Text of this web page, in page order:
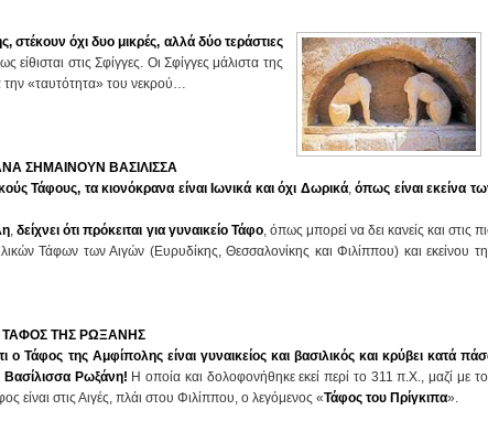
στέκουν όχι δυο μικρές, αλλά δύο τεράστιες
ως είθισται στις Σφίγγες. Οι Σφίγγες μάλιστα της
την «ταυτότητα» του νεκρού…
ΣΗΜΑΙΝΟΥΝ ΒΑΣΙΛΙΣΣΑ
Τάφους, τα κιονόκρανα είναι Ιωνικά και όχι Δωρικά,όπως είναι εκείνα
,δείχνει ότι πρόκειται για γυναικείο Τάφο, όπως μπορεί να δει κανείς και στις
Τάφων των Αιγών (Ευρυδίκης, Θεσσαλονίκης και Φιλίππου) και εκείνου
ΤΑΦΟΣ ΤΗΣ ΡΩΞΑΝΗΣ
ο Τάφος της Αμφίπολης είναι γυναικείος και βασιλικός και κρύβει κατά
Βασίλισσα Ρωξάνη! Η οποία και δολοφονήθηκε εκεί περί το 311 π.Χ., μαζί με
είναι στις Αιγές, πλάι στου Φιλίππου, ο λεγόμενος «Τάφος του Πρίγκιπα».